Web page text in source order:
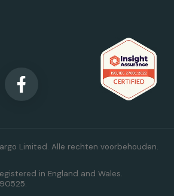
Limited. Alle rechten voorbehouden.
in England and Wales.